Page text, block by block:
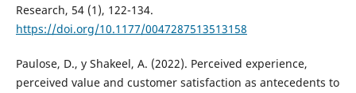
Research, 54 (1), 122-134.
https://doi.org/10.1177/0047287513513158
Paulose, D., y Shakeel, A. (2022). Perceived experience,
perceived value and customer satisfaction as antecedents to